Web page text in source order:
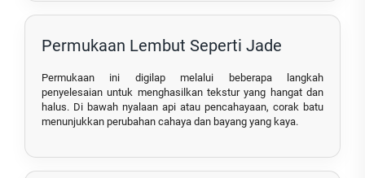
Permukaan Lembut Seperti Jade
Permukaan ini digilap melalui beberapa langkah
penyelesaian untuk menghasilkan tekstur yang hangat dan
halus. Di bawah nyalaan api atau pencahayaan, corak batu
menunjukkan perubahan cahaya dan bayang yang kaya.